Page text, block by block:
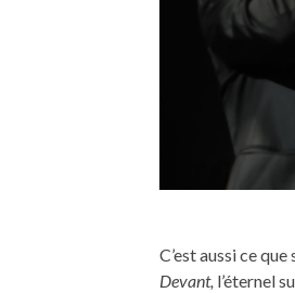
C’est aussi ce
Devant, l’éternel